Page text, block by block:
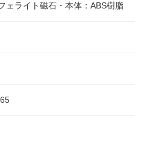
ェライト磁石・本体：ABS樹脂